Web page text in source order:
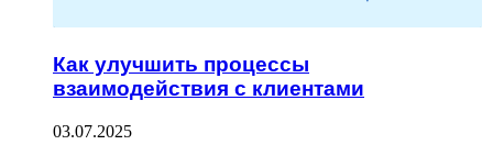
Как улучшить процессы
взаимодействия с клиентами
03.07.2025